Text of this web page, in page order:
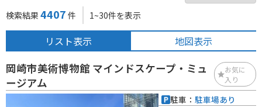
検索結果 4407 件 1~30件を表示
リスト表示 地図表示
岡崎市美術博物館 マインドスケープ・ミュ
ージアム
お気に
入り
駐車： 駐車場あり